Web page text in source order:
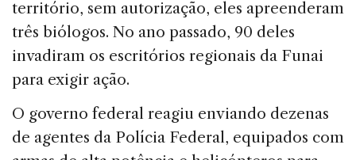
território, sem autorização, eles apreenderam
três biólogos. No ano passado, 90 deles
invadiram os escritórios regionais da Funai
para exigir ação.
O governo federal reagiu enviando dezenas
de agentes da Polícia Federal, equipados com